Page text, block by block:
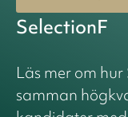
SelectionF
Läs mer om
samman